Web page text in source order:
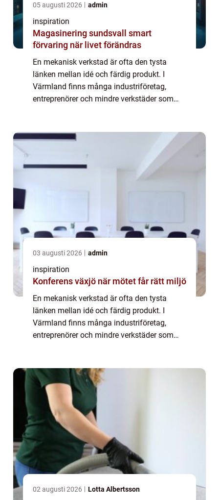
05 augusti 2026 admin
inspiration
Magasinering sundsvall smart
förvaring när livet förändras
En mekanisk verkstad är ofta den tysta
länken mellan idé och färdig produkt. I
Värmland finns många industriföretag,
entreprenörer och mindre verkstäder som
kvalitet, måttnoggr...
03 augusti 2026 admin
inspiration
Konferens växjö när mötet får rätt miljö
En mekanisk verkstad är ofta den tysta
länken mellan idé och färdig produkt. I
Värmland finns många industriföretag,
entreprenörer och mindre verkstäder som
kvalitet, måttnoggr...
02 augusti 2026 Lotta Albertsson